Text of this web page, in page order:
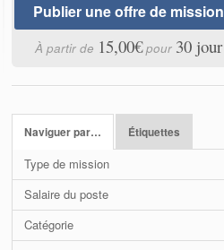
Publier une offre de mission
À partir de 15,00€pour 30 jour
Naviguer par… Étiquettes
Type de mission
Salaire du poste
Catégorie